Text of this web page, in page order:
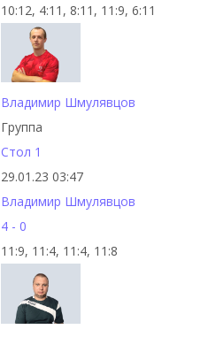
10:12, 4:11, 8:11, 11:9, 6:11
Владимир Шмулявцов
Группа
Стол 1
29.01.23 03:47
Владимир Шмулявцов
4 - 0
11:9, 11:4, 11:4, 11:8